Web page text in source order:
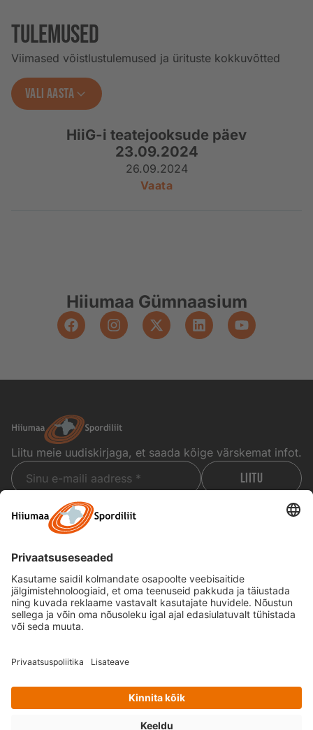
Tulemused
Viimased võistlustulemused ja ürituste kokkuvõtted
VALI AASTA
HiiG-i teatejooksude päev
23.09.2024
26.09.2024
Vaata
Hiiumaa Gümnaasium
Liitu meie uudiskirjaga, et saada kõige värskemat infot.
LIITU
Liitudes nõustute meie Privaatsuspoliitikaga ja annate nõusoleku saada
meie uuendusi.
Tegevused
Rajatised
Koolisport
Sündmused
Kust alustada?
Spordiliit
Uudised
Dokumendid
Kontakt
Instagram
Privaatsus­poliitika
© 2026 Hiiumaa Spordiliit. Kõik õigused kaitstud.